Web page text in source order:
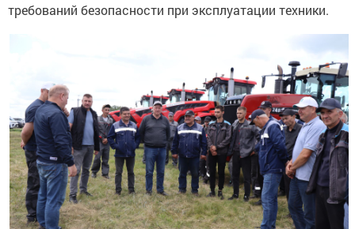
требований безопасности при эксплуатации техники.